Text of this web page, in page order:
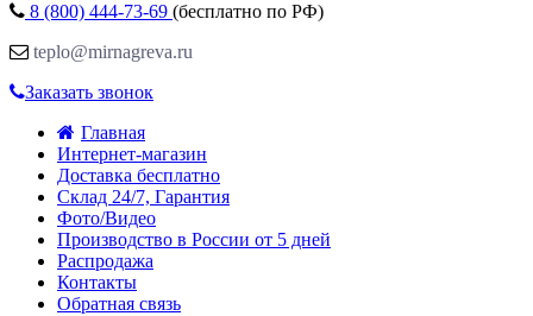
8 (800) 444-73-69 (бесплатно по РФ)
teplo@mirnagreva.ru
Заказать звонок
Главная
Интернет-магазин
Доставка бесплатно
Склад 24/7, Гарантия
Фото/Видео
Производство в России от 5 дней
Распродажа
Контакты
Обратная связь